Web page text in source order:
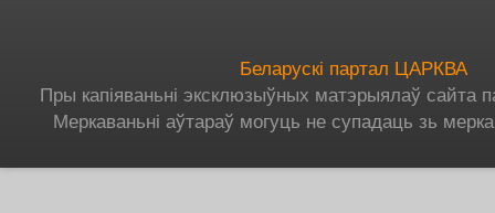
Беларускі партал ЦАРКВА
Пры капіяваньні эксклюзыўных матэрыялаў сайта
Меркаваньні аўтараў могуць не супадаць зь